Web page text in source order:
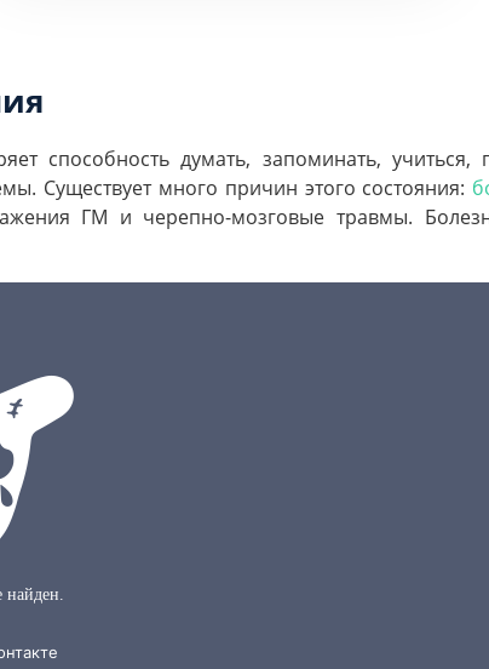
способность думать, запоминать, учиться,
Существует много причин этого состояния:
ГМ и черепно-мозговые травмы.